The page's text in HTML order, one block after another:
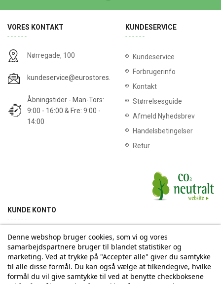
VORES KONTAKT
Nørregade, 100
kundeservice@eurostores.dk
Åbningstider - Man-Tors:
9:00 - 16:00 & Fre: 9:00 -
14:00
KUNDESERVICE
Kundeservice
Forbrugerinfo
Kontakt
Størrelsesguide
Afmeld Nyhedsbrev
Handelsbetingelser
Retur
KUNDE KONTO
Min konto Ordrehistorik Returnering Adresse
Tilmelding til Nyhedsbrev
Denne webshop bruger cookies, som vi og vores
samarbejdspartnere bruger til blandet statistiker og
marketing. Ved at trykke på "Accepter alle" giver du samtykke
til alle disse formål. Du kan også vælge at tilkendegive, hvilke
formål du vil give samtykke til ved at benytte checkboksene